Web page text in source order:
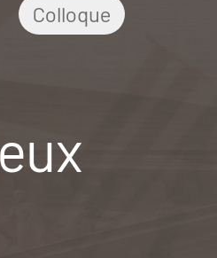
Colloque